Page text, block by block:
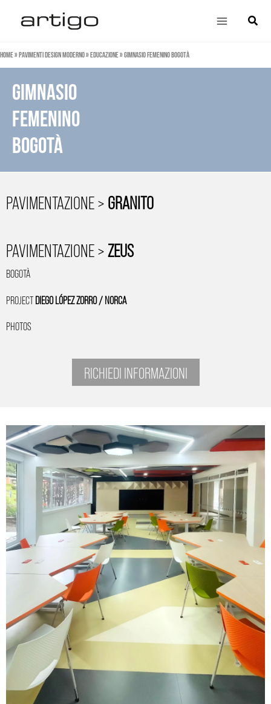
contenuto
Main
Cerca
Home»Pavimenti design moderno»Educazione»Gimnasio Femenino Bogotà
gimnasio
femenino
bogotà
PAVIMENTAZIONE >GRANITO
PAVIMENTAZIONE >ZEUS
BOGOTÀ
PROJECTDIEGO LÓPEZ ZORRO / NORCA
PHOTOS
RICHIEDI INFORMAZIONI